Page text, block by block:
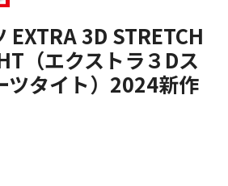
EXTRA 3D STRETCH
（エクストラ３Dス
ツタイト）2024新作